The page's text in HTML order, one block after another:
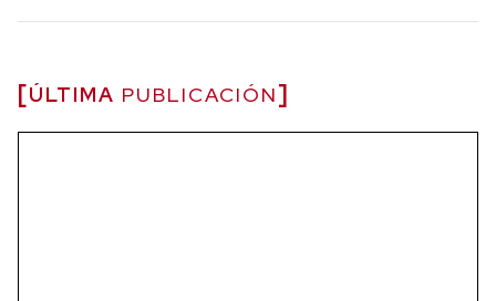
ÚLTIMA PUBLICACIÓN